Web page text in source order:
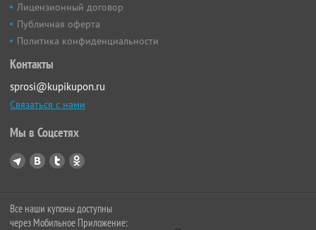
Лицензионный договор
Публичная оферта
Политика конфиденциальности
Контакты
sprosi@kupikupon.ru
Связаться с нами
Мы в Соцсетях
Все наши купоны доступны
через Мобильное Приложение: